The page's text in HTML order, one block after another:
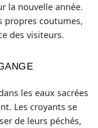
la nouvelle année.
propres coutumes,
des visiteurs.
les eaux sacrées
Les croyants se
de leurs péchés,